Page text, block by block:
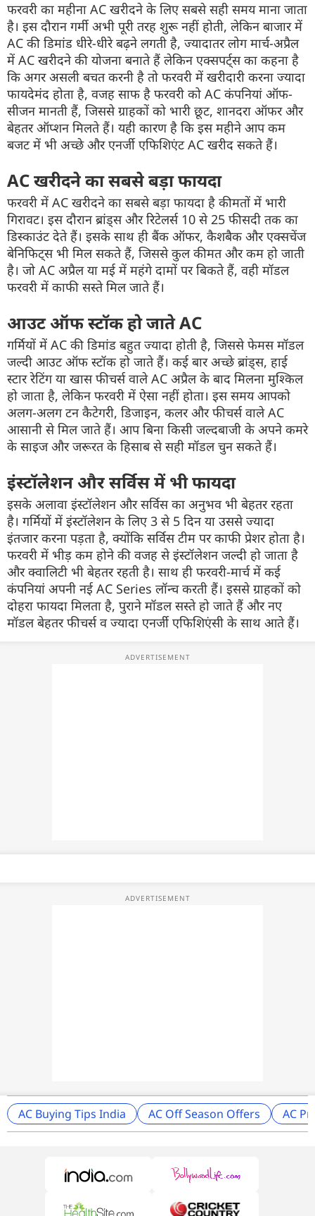
फरवरी का महीना AC खरीदने के लिए सबसे सही समय माना जाता
है। इस दौरान गर्मी अभी पूरी तरह शुरू नहीं होती, लेकिन बाजार में
AC की डिमांड धीरे-धीरे बढ़ने लगती है, ज्यादातर लोग मार्च-अप्रैल
में AC खरीदने की योजना बनाते हैं लेकिनएक्सपर्ट्सका कहना है
कि अगर असली बचत करनी है तो फरवरी में खरीदारी करना ज्यादा
फायदेमंद होता है, वजह साफ है फरवरी को AC कंपनियां ऑफ-
सीजन मानती हैं, जिससे ग्राहकों को भारी छूट, शानदरा ऑफरऔर
बेहतरऑप्शनमिलते हैं। यही कारण है कि इस महीने आप कम
बजटमें भी अच्छे औरएनर्जी एफिशिएंट AC खरीद सकते हैं।
ACखरीदने का सबसे बड़ा फायदा
फरवरी में AC खरीदने का सबसे बड़ा फायदा है कीमतों में भारी
गिरावट। इस दौरानब्रांड्सऔररिटेलर्स10 से 25 फीसदी तक का
डिस्काउंट देते हैं। इसके साथ ही बैंक ऑफर, कैशबैक और एक्सचेंज
बेनिफिट्सभी मिल सकते हैं, जिससे कुल कीमत और कम हो जाती
है। जो AC अप्रैल या मई में महंगे दामों पर बिकते हैं, वही मॉडल
फरवरी में काफी सस्ते मिल जाते हैं।
आउट ऑफस्टॉकहो जातेAC
गर्मियों में AC की डिमांड बहुत ज्यादा होती है, जिससेफेमस मॉडल
जल्दी आउट ऑफस्टॉक हो जाते हैं। कई बार अच्छेब्रांड्स, हाई
स्टार रेटिंगया खासफीचर्सवालेAC अप्रैल के बाद मिलना मुश्किल
हो जाता है, लेकिन फरवरी में ऐसा नहीं होता। इस समय आपको
अलग-अलग टनकैटेगरी, डिजाइन, कलरऔरफीचर्सवालेAC
आसानी से मिल जाते हैं। आप बिना किसी जल्दबाजी के अपने कमरे
के साइजऔर जरूरत के हिसाब से सही मॉडलचुन सकते हैं।
इंस्टॉलेशनऔर सर्विसमें भी फायदा
इसके अलावा इंस्टॉलेशनऔर सर्विस का अनुभव भी बेहतर रहता
है। गर्मियों में इंस्टॉलेशनके लिए 3 से 5 दिन या उससे ज्यादा
इंतजार करना पड़ता है, क्योंकि सर्विस टीम पर काफी प्रेशरहोता है।
फरवरी में भीड़ कम होने की वजह सेइंस्टॉलेशनजल्दी हो जाता है
औरक्वालिटी भी बेहतर रहती है। साथ ही फरवरी-मार्च में कई
कंपनियां अपनी नई AC Series लॉन्चकरती हैं। इससे ग्राहकों को
दोहरा फायदा मिलता है, पुरानेमॉडलसस्ते हो जाते हैं और नए
मॉडलबेहतरफीचर्सव ज्यादा एनर्जी एफिशिएंसी के साथ आते हैं।
AC Buying Tips India AC Off Season Offers AC